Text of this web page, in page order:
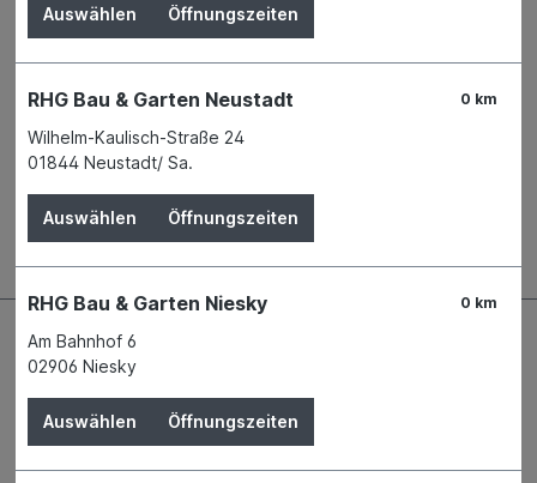
Anschrift
Industriepark Region Trier
54343 Föhren
Telefon
+49 6502 9317 - 0
Beschreibung
Auswählen Öffnungszeiten
0 km
RHG Bau & Garten Neustadt
Wilhelm-Kaulisch-Straße 24
01844 Neustadt/ Sa.
Auswählen Öffnungszeiten
0 km
RHG Bau & Garten Niesky
Am Bahnhof 6
02906 Niesky
Auswählen Öffnungszeiten